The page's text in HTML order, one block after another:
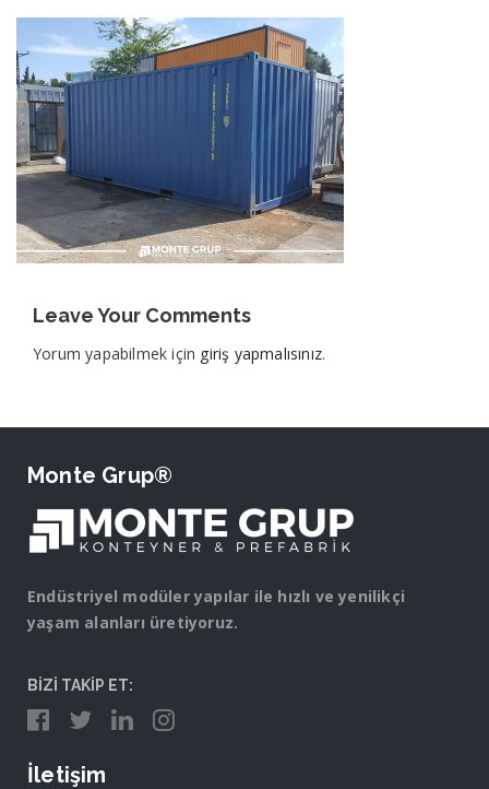
Leave Your Comments
Yorum yapabilmek için giriş yapmalısınız.
Monte Grup®
Endüstriyel modüler yapılar ile hızlı ve yenilikçi
yaşam alanları üretiyoruz.
BİZİ TAKİP ET:
İletişim